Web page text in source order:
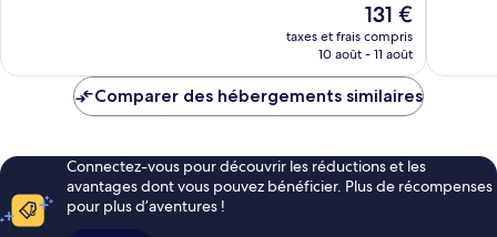
Le
nouveau
prix
de
131 €
taxes et frais compris
10 août - 11 août
Comparer des hébergements similaires
Connectez-vous pour découvrir les réductions et les
avantages dont vous pouvez bénéficier. Plus de récompenses
pour plus d’aventures !